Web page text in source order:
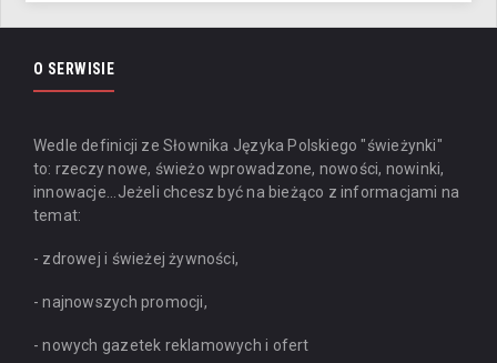
O SERWISIE
Wedle definicji ze Słownika Języka Polskiego "świeżynki"
to: rzeczy nowe, świeżo wprowadzone, nowości, nowinki,
innowacje... Jeżeli chcesz być na bieżąco z informacjami na
temat:
- zdrowej i świeżej żywności,
- najnowszych promocji,
- nowych gazetek reklamowych i ofert